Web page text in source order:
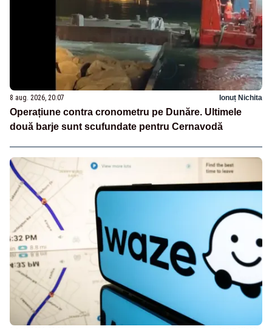
8 aug. 2026, 20:07 Ionuț Nichita
Operațiune contra cronometru pe Dunăre. Ultimele
două barje sunt scufundate pentru Cernavodă